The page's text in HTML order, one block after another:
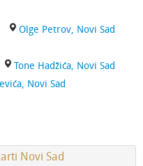
Olge Petrov, Novi Sad
Tone Hadžića, Novi Sad
Novi Sad
Novi Sad